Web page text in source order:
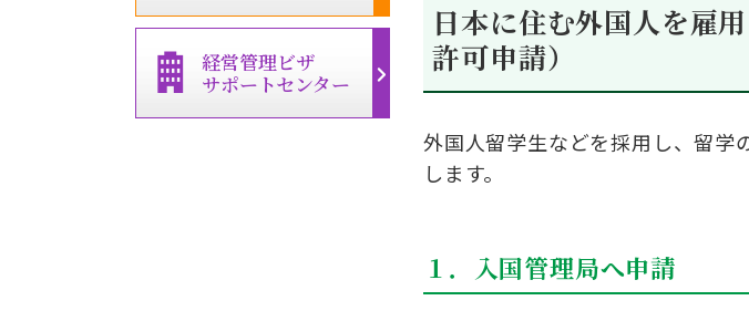
日本に住む外国人を雇
許可申請）
外国人留学生などを採用し、留学
します。
１．入国管理局へ申請
経営管理ビザ
サポートセンター